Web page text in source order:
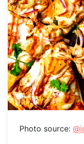
Photo source: